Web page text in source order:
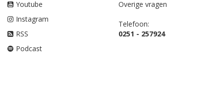
Youtube
Instagram
RSS
Podcast
Overige vragen
Telefoon:
0251 - 257924